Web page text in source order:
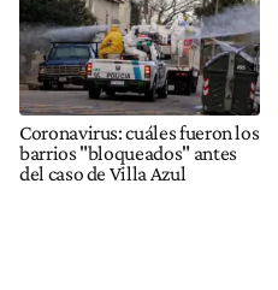
Coronavirus: cuáles fueron los
barrios "bloqueados" antes
del caso de Villa Azul